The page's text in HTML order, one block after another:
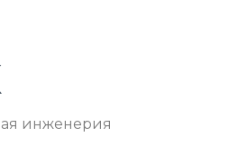
инженерия